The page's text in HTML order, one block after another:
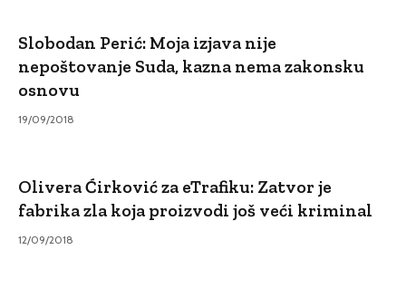
Slobodan Perić: Moja izjava nije
nepoštovanje Suda, kazna nema zakonsku
osnovu
19/09/2018
Olivera Ćirković za eTrafiku: Zatvor je
fabrika zla koja proizvodi još veći kriminal
12/09/2018